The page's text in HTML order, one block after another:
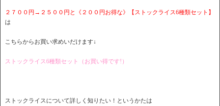
２７００円→２５００円と《２００円お得な》【ストックライス6種類セット】
は
こちらからお買い求めいだけます↓
ストックライス6種類セット（お買い得です!）
ストックライスについて詳しく知りたい！というかたは